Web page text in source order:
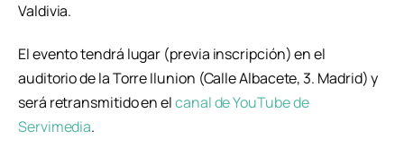
Valdivia.
El evento tendrá lugar (previa inscripción) en el
auditorio de la Torre Ilunion (Calle Albacete, 3. Madrid) y
será retransmitido en elcanal de YouTube de
Servimedia.